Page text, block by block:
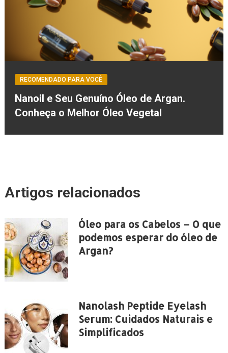
RECOMENDADO PARA VOCÊ
Nanoil e Seu Genuíno Óleo de Argan.
Conheça o Melhor Óleo Vegetal
Artigos relacionados
Óleo para os Cabelos – O que
podemos esperar do óleo de
Argan?
Nanolash Peptide Eyelash
Serum: Cuidados Naturais e
Simplificados